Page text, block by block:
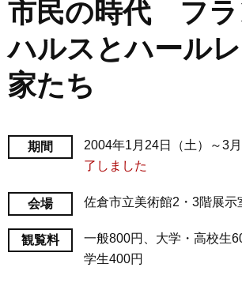
市民の時代 フラ
ハルスとハール
家たち
期間 2004年1月24日（土）～3
了しました
会場 佐倉市立美術館2・3階展示
観覧料
一般800円、大学・高校生
学生400円